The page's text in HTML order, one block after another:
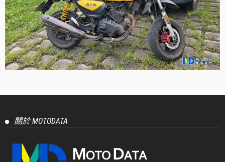
關於 MOTODATA